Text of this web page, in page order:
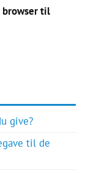
browser til
give?
til de